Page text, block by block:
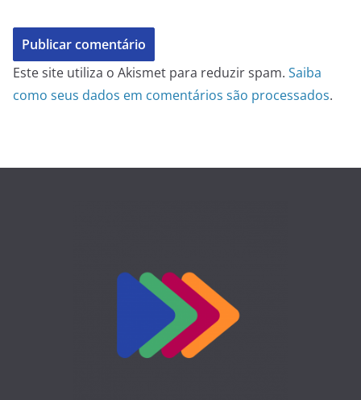
Este site utiliza o Akismet para reduzir spam. Saiba
como seus dados em comentários são processados.